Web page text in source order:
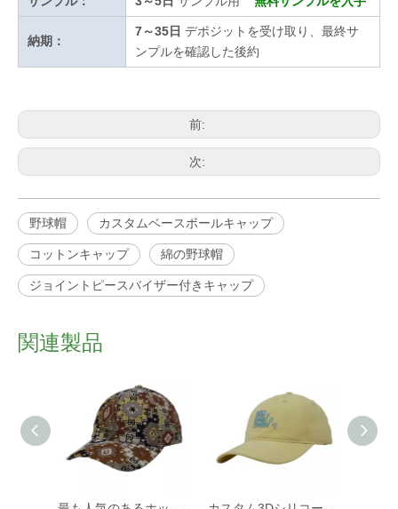
納期：
7～35日 デポジットを受け取り、最終サ
ンプルを確認した後約
前:
次:
野球帽 カスタムベースボールキャップ
コットンキャップ 綿の野球帽
ジョイントピースバイザー付きキャップ
関連製品